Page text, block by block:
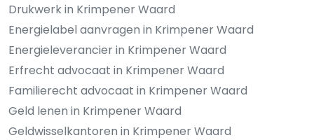
Drukwerk in Krimpener Waard
Energielabel aanvragen in Krimpener Waard
Energieleverancier in Krimpener Waard
Erfrecht advocaat in Krimpener Waard
Familierecht advocaat in Krimpener Waard
Geld lenen in Krimpener Waard
Geldwisselkantoren in Krimpener Waard